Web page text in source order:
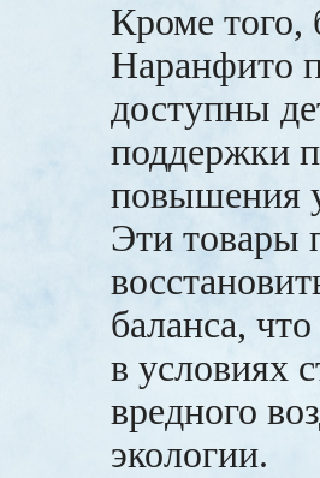
Кроме того,
Наранфито
доступны
поддержки
повышения
Эти товары
баланса,
в условиях
вредного
экологии.